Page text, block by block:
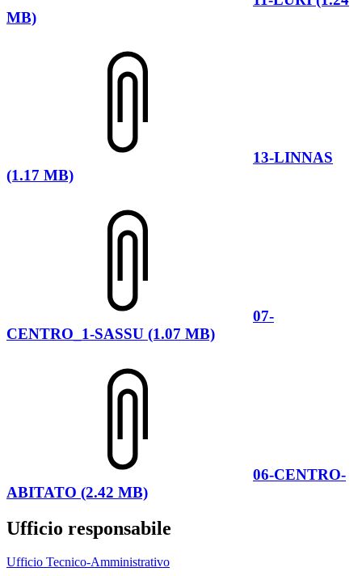
MB)
13-LINNAS
(1.17 MB)
07-
CENTRO_1-SASSU (1.07 MB)
06-CENTRO-
ABITATO (2.42 MB)
Ufficio responsabile
Ufficio Tecnico-Amministrativo